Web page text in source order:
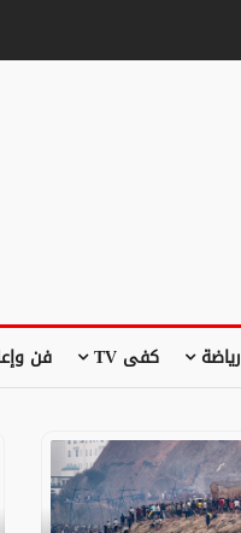
رياضة كفى TV فن